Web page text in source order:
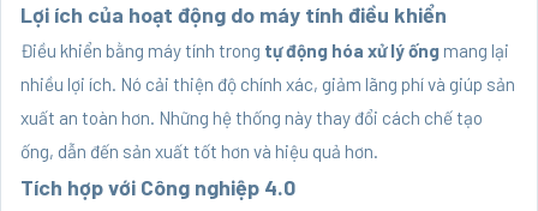
Lợi ích của hoạt động do máy tính điều khiển
Điều khiển bằng máy tính trong tự động hóa xử lý ống mang lại
nhiều lợi ích. Nó cải thiện độ chính xác, giảm lãng phí và giúp sản
xuất an toàn hơn. Những hệ thống này thay đổi cách chế tạo
ống, dẫn đến sản xuất tốt hơn và hiệu quả hơn.
Tích hợp với Công nghiệp 4.0